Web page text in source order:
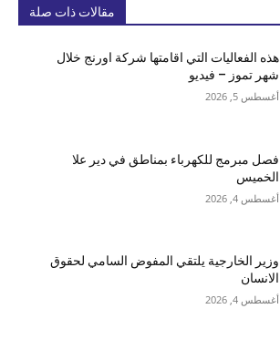
مقالات ذات صلة
هذه الفعاليات التي اقامتها شركة اورنج خلال
شهر تموز – فيديو
أغسطس 5, 2026
فصل مبرمج للكهرباء بمناطق في دير علا
الخميس
أغسطس 4, 2026
وزير الخارجية يلتقي المفوض السامي لحقوق
الانسان
أغسطس 4, 2026